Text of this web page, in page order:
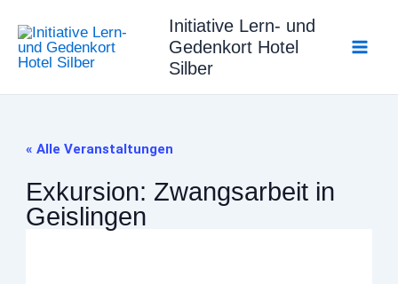
Inhalt
springen
Initiative Lern- und
Gedenkort Hotel
Silber
« Alle Veranstaltungen
Exkursion: Zwangsarbeit in
Geislingen